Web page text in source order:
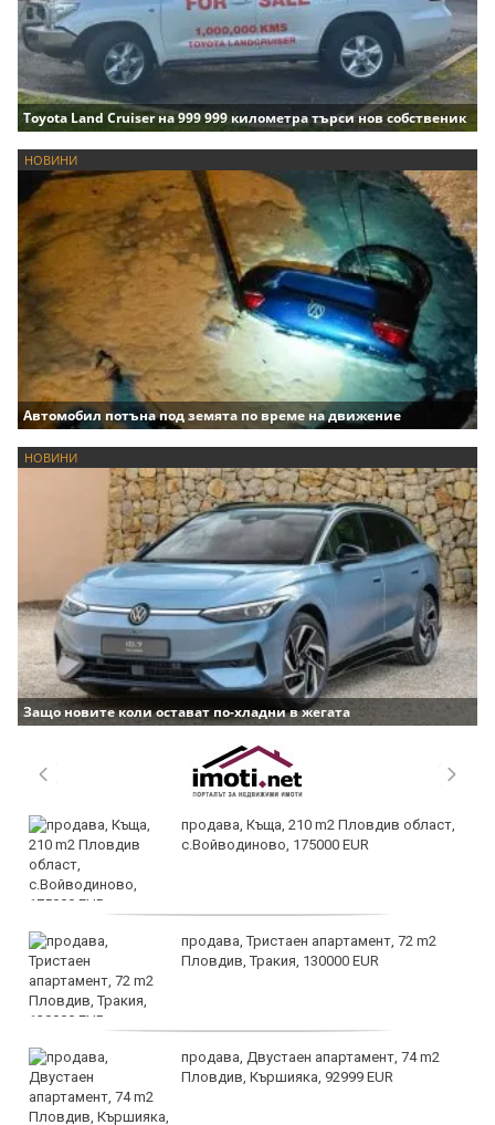
Toyota Land Cruiser на 999 999 километра търси нов собственик
НОВИНИ
Автомобил потъна под земята по време на движение
НОВИНИ
Защо новите коли остават по-хладни в жегата
продава, Къща, 210 m2 Пловдив област,
с.Войводиново, 175000 EUR
продава, Тристаен апартамент, 72 m2
Пловдив, Тракия, 130000 EUR
продава, Двустаен апартамент, 74 m2
Пловдив, Кършияка, 92999 EUR